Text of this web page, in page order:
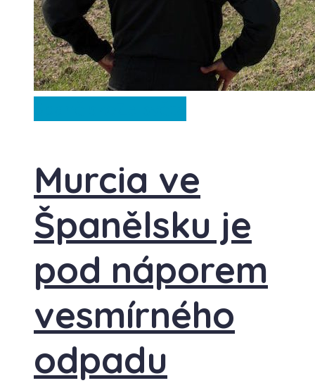
Murcia ve
Španělsku je
pod náporem
vesmírného
odpadu